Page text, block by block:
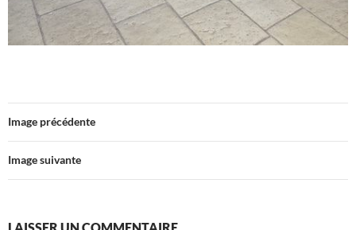
Image précédente
Image suivante